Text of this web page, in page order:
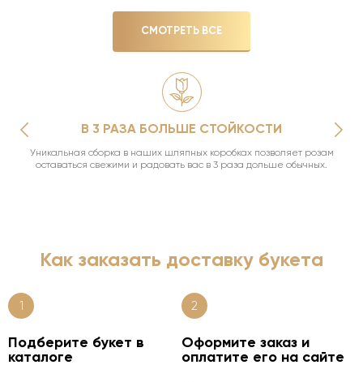
СМОТРЕТЬ ВСЕ
В 3 РАЗА БОЛЬШЕ СТОЙКОСТИ
Уникальная сборка в наших шляпных коробках позволяет розам
оставаться свежими и радовать вас в 3 раза дольше обычных.
Как заказать доставку букета
1
Подберите букет в
каталоге
2
Оформите заказ и
оплатите его на сайте